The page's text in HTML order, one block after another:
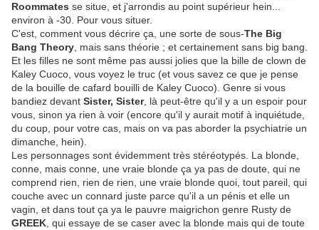
Roommates se situe, et j'arrondis au point supérieur hein...
environ à -30. Pour vous situer.
C'est, comment vous décrire ça, une sorte de sous-The Big
Bang Theory , mais sans théorie ; et certainement sans big bang.
Et les filles ne sont même pas aussi jolies que la bille de clown de
Kaley Cuoco, vous voyez le truc (et vous savez ce que je pense
de la bouille de cafard bouilli de Kaley Cuoco). Genre si vous
bandiez devant Sister, Sister, là peut-être qu'il y a un espoir pour
vous, sinon ya rien à voir (encore qu'il y aurait motif à inquiétude,
du coup, pour votre cas, mais on va pas aborder la psychiatrie un
dimanche, hein).
Les personnages sont évidemment très stéréotypés. La blonde,
conne, mais conne, une vraie blonde ça ya pas de doute, qui ne
comprend rien, rien de rien, une vraie blonde quoi, tout pareil, qui
couche avec un connard juste parce qu'il a un pénis et elle un
vagin, et dans tout ça ya le pauvre maigrichon genre Rusty de
GREEK , qui essaye de se caser avec la blonde mais qui de toute